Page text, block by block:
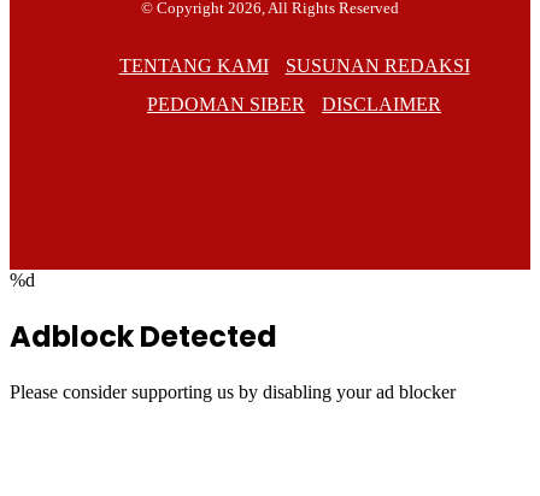
© Copyright 2026, All Rights Reserved
TENTANG KAMI
SUSUNAN REDAKSI
PEDOMAN SIBER
DISCLAIMER
Facebook
Twitter
WhatsApp
Telegram
%d
Adblock Detected
Please consider supporting us by disabling your ad blocker